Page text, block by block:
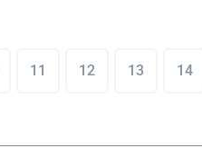
11 12 13 14